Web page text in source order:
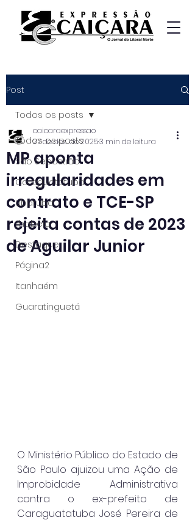
Post
Todos os posts
São Sebastião
Caraguatatuba
Ubatuba
Ilhabela
Destaque
Página2
Itanhaém
Guaratinguetá
Todos os posts
MP aponta
irregularidades em
contrato e TCE-SP
rejeita contas de 2023
de Aguilar Junior
caicaraexpressao
27 de dez. de 20253 min de leitura
O Ministério Público do Estado de
São Paulo ajuizou uma Ação de
Improbidade Administrativa
contra o ex-prefeito de
Caraguatatuba José Pereira de